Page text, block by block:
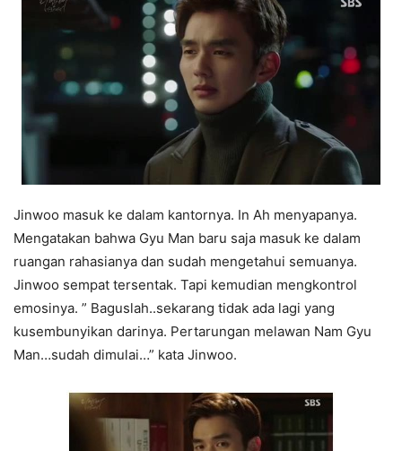
Jinwoo masuk ke dalam kantornya. In Ah menyapanya.
Mengatakan bahwa Gyu Man baru saja masuk ke dalam
ruangan rahasianya dan sudah mengetahui semuanya.
Jinwoo sempat tersentak. Tapi kemudian mengkontrol
emosinya. ” Baguslah..sekarang tidak ada lagi yang
kusembunyikan darinya. Pertarungan melawan Nam Gyu
Man…sudah dimulai…” kata Jinwoo.